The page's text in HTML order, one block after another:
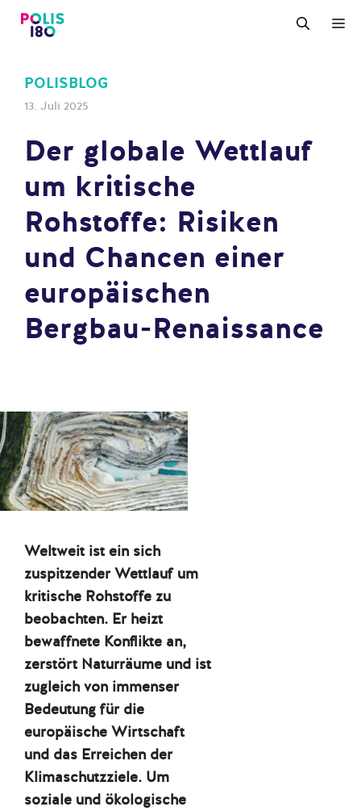
Zum
Inhalt
POLISBLOG
13. Juli 2025
Der globale Wettlauf
um kritische
Rohstoffe: Risiken
und Chancen einer
europäischen
Bergbau-Renaissance
Weltweit ist ein sich
zuspitzender Wettlauf um
kritische Rohstoffe zu
beobachten. Er heizt
bewaffnete Konflikte an,
zerstört Naturräume und ist
zugleich von immenser
Bedeutung für die
europäische Wirtschaft
und das Erreichen der
Klimaschutzziele. Um
soziale und ökologische